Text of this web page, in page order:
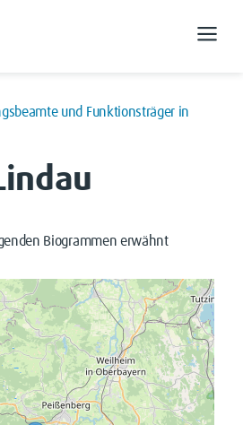
und Funktionsträger in
Lindau
Biogrammen erwähnt